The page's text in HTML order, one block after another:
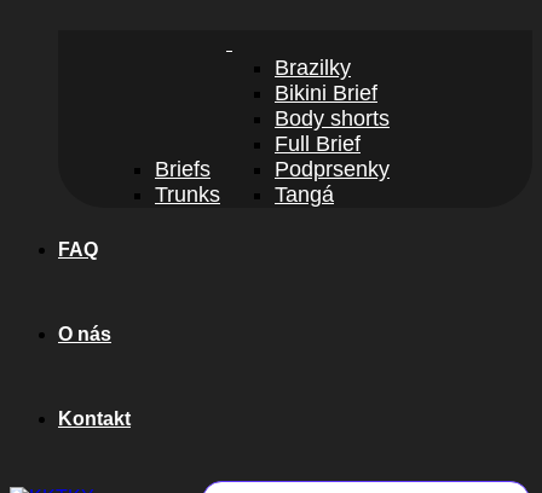
Briefs
Trunks
Brazilky
Bikini Brief
Body shorts
Full Brief
Podprsenky
Tangá
FAQ
O nás
Kontakt